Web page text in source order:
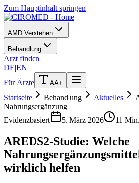
Zum Hauptinhalt springen
AMD Verstehen
Behandlung
Arzt finden
DE|EN
Für Ärzte
AA+
Startseite Behandlung Aktuelles
Nahrungsergänzung
Evidenzbasiert
5. März 2026 11
AREDS2-Studie: Welche
wirklich helfen